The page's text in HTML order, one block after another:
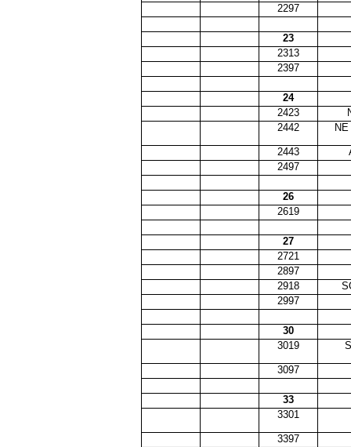
2297
23
2313
2397
24
2423
2442
2443
2497
26
2619
27
2721
2897
2918
2997
30
3019
3097
33
3301
3397